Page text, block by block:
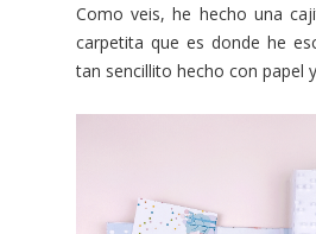
Como veis, he hecho una
carpetita que es donde he
tan sencillito hecho con papel